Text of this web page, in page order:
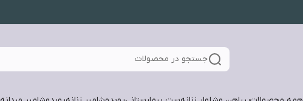
جستجو در محصولات